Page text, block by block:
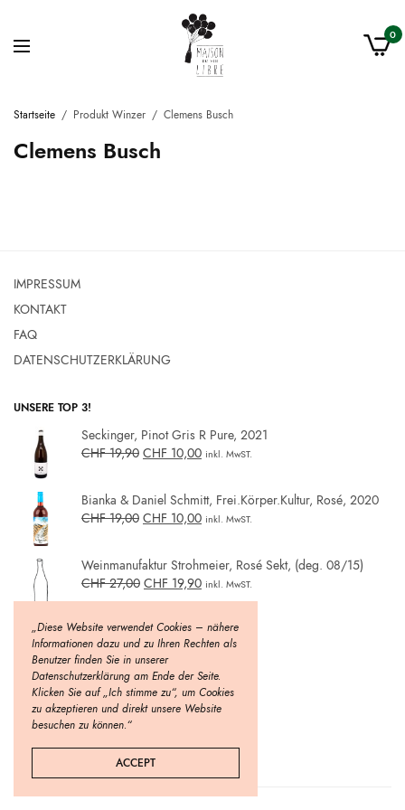
0
Startseite / Produkt Winzer / Clemens Busch
Clemens Busch
IMPRESSUM
KONTAKT
FAQ
DATENSCHUTZERKLÄRUNG
UNSERE TOP 3!
Seckinger, Pinot Gris R Pure, 2021
CHF19,90 CHF 10,00 inkl. MwST.
Bianka & Daniel Schmitt, Frei.Körper.Kultur, Rosé, 2020
CHF19,00 CHF 10,00 inkl. MwST.
Weinmanufaktur Strohmeier, Rosé Sekt, (deg. 08/15)
CHF27,00 CHF 19,90 inkl. MwST.
„Diese Website verwendet Cookies – nähere
Informationen dazu und zu Ihren Rechten als
Benutzer finden Sie in unserer
Datenschutzerklärung am Ende der Seite.
Klicken Sie auf „Ich stimme zu“, um Cookies
zu akzeptieren und direkt unsere Website
besuchen zu können.“
ACCEPT